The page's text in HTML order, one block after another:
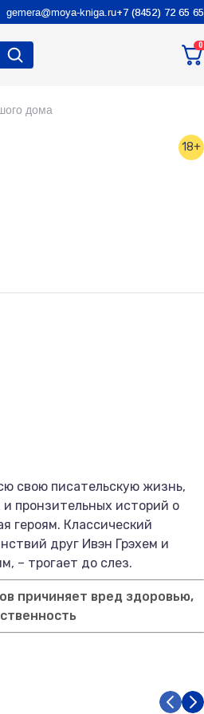
gemera@moya-kniga.ru+7 (8452) 72 65 65
0
дома
18+
свою писательскую жизнь,
пронзительных историй о
героям. Классический
друг Ивэн Грэхем и
– трогает до слез.
причиняет вред здоровью,